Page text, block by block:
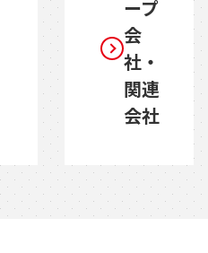
ープ
会
社・
関連
会社